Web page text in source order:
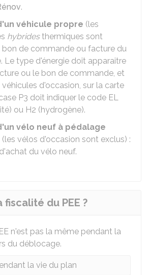
.
véhicule propre (les
hybridesthermiques sont
bon de commande ou facture du
Le type d'énergie doit apparaitre
ou le bon de commande, et
véhicules d'occasion, sur la carte
P3 doit indiquer le code EL
ou H2 (hydrogène).
vélo neuf à pédalage
(les vélos d'occasion sont exclus) :
du vélo neuf.
du PEE ?
n'est pas la même pendant la
du déblocage.
la vie du plan